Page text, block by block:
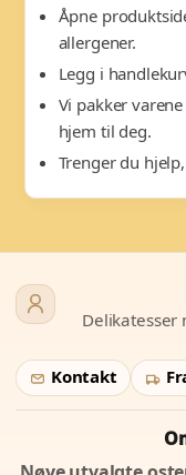
Åpne
allergener.
Legg i
Vi pakker
hjem til deg.
Trenger du
Delikatesser
Kontakt